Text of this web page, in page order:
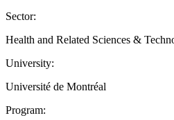
Sector:
Health and Related Sciences &
University:
Université de Montréal
Program: